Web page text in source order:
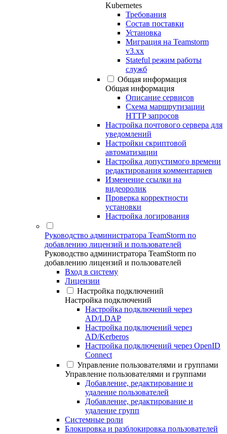
Kubernetes
Требования
Состав поставки
Установка
Миграция на Teamstorm
v3.xx
Stateful режим работы
служб
Общая информация
Общая информация
Описание сервисов
Схема маршрутизации
HTTP запросов
Настройка почтового сервера для
уведомлений
Настройки скриптовой
автоматизации
Настройка допустимого времени
редактирования комментариев
Изменение ссылки на
видеоролик
Проверка корректности
установки
Настройка логирования
Руководство администратора TeamStorm по
добавлению лицензий и пользователей
Руководство администратора TeamStorm по
добавлению лицензий и пользователей
Вход в систему
Лицензии
Настройка подключений
Настройка подключений
Настройка подключений через
AD/LDAP
Настройка подключений через
AD/Kerberos
Настройка подключений через OpenID
Connect
Управление пользователями и группами
Управление пользователями и группами
Добавление, редактирование и
удаление пользователей
Добавление, редактирование и
удаление групп
Системные роли
Блокировка и разблокировка пользователей